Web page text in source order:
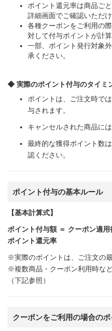
ポイント還元率は商品ご
詳細画面でご確認いただけ
各種クーポンをご利用の
対して付与ポイントが計算
一部、ポイント発行対象
承ください。
◆ 実際のポイント付与のタイミ
ポイントは、ご注文時で
与されます。
キャンセルされた商品に
最終的な獲得ポイント数
認ください。
ポイント付与の基本ルール
【基本計算式】
ポイント付与額 ＝ クーポン適
ポイント還元率
※実際のポイントは、ご注文の
※複数商品・クーポン利用時な
（下記参照）
クーポンをご利用の場合の